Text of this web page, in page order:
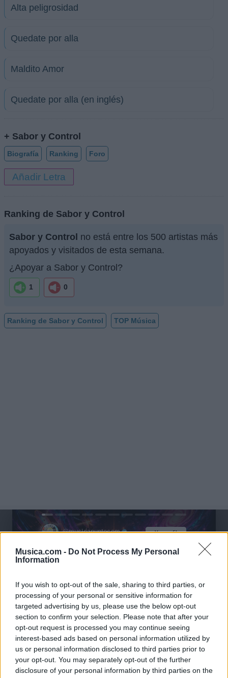
Musica.com - Do Not Process My Personal
Information
If you wish to opt-out of the sale, sharing to third parties, or
processing of your personal or sensitive information for
targeted advertising by us, please use the below opt-out
section to confirm your selection. Please note that after your
opt-out request is processed you may continue seeing
interest-based ads based on personal information utilized by
us or personal information disclosed to third parties prior to
your opt-out. You may separately opt-out of the further
disclosure of your personal information by third parties on the
Alta peligrosidad
Quedate por alla
Maldito Amor
Quedate por alla (en inglés)
+ Sabor y Control
Biografía Ranking Foro
Añadir Letra
Ranking de Sabor y Control
Sabor y Control no está entre los 500 artistas más
apoyados y visitados de esta semana.
¿Apoyar a Sabor y Control?
1 0
Ranking de Sabor y Control TOP Música
Ver perfil
@musicapuntocom Ver perfil